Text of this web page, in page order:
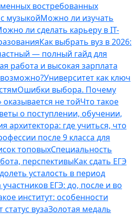
востребованных
музыкойМожно ли изучать
ли сделать карьеру в IT-
Как выбрать вуз в 2026:
— полный гайд для
работа и высокая зарплата
Университет как ключ
Ошибки выбора. Почему
оказывается не тойЧто такое
о поступлении, обучении,
архитектора: где учиться, что
после 9 класса для
топовыхСпециальность
перспективыКак сдать ЕГЭ
усталость в период
ЕГЭ: до, после и во
институт: особенности
вузаЗолотая медаль